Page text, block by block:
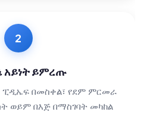
አይነት ይምረጡ
በመስቀል፣ የደም ምርመራ
ወይም በእጅ በማስገባት መካከል